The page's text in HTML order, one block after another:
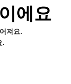
에요
져요.
.